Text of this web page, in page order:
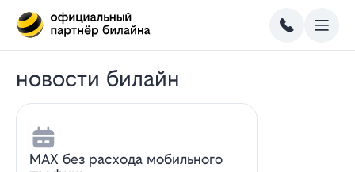
новости билайн
MAX без расхода мобильного